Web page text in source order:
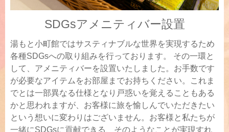
SDGsアメニティバー設置
湯もと小町館ではサスティナブルな世界を実現するため
各種SDGsへの取り組みを行っております。 その一環と
して、アメニティバーを設置いたしました。お手数です
が必要なアイテムをお部屋までお持ちください。これま
でとは一部異なる仕様となり戸惑いを覚えることもある
かと思われますが、お客様に旅を愉しんでいただきたい
という想いに変わりはございません。お客様と私たちが
一緒にSDGsに貢献できる、そのようなことが実現すれ